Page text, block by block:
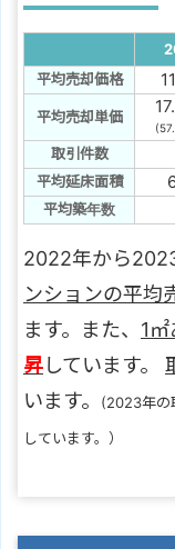
平均売却価格
平均売却単価
取引件数
平均延床面積
平均築年数
2022年から
ンションの平均
ます。また、 1
昇しています。
います。
(2023年の
しています。）